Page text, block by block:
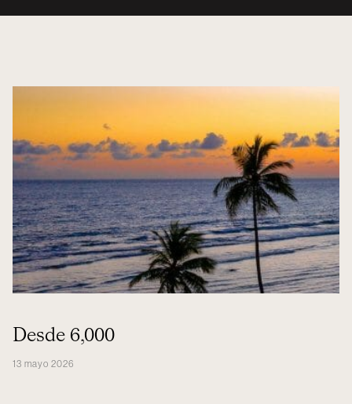
Desde 6,000
13 mayo 2026